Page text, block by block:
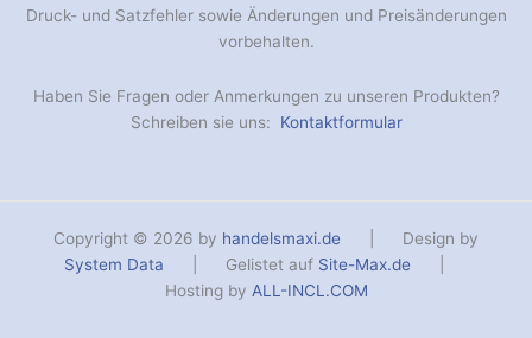
Druck- und Satzfehler sowie Änderungen und Preisänderungen
vorbehalten.
Haben Sie Fragen oder Anmerkungen zu unseren Produkten?
Schreiben sie uns: Kontaktformular
Copyright © 2026 by handelsmaxi.de | Design by
System Data | Gelistet auf Site-Max.de
Hosting by ALL-INCL.COM